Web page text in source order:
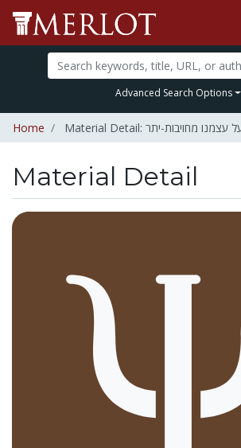
Advanced Search Options
Home
Material Detail